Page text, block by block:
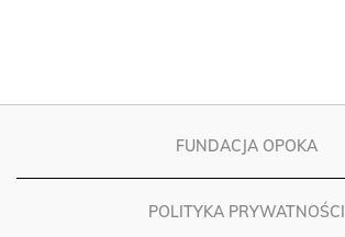
FUNDACJA OPOKA
POLITYKA PRYWATNOŚCI